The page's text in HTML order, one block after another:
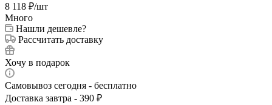
8 118 ₽/шт
Много
Нашли дешевле?
Рассчитать доставку
Хочу в подарок
Самовывоз сегодня - бесплатно
Доставка завтра - 390 ₽